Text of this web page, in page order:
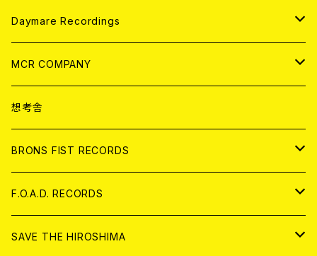
アパレル
ANALOG
CD
ANALOG
Daymare Recordings
CD
ANALOG
MCR COMPANY
CD
アパレル
ANALOG
想考舎
BRONS FIST RECORDS
CD
ANALOG
F.O.A.D. RECORDS
CD
SAVE THE HIROSHIMA